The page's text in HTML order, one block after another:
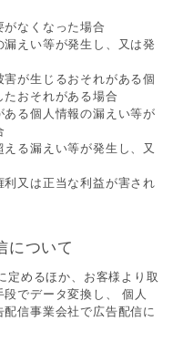
なくなった場合
えい等が発⽣し、⼜は発
が⽣じるおそれがある個
おそれがある場合
る個⼈情報の漏えい等が
る漏えい等が発⽣し、⼜
⼜は正当な利益が害され
について
定めるほか、お客様より取
でデータ変換し、 個⼈
信事業会社で広告配信に